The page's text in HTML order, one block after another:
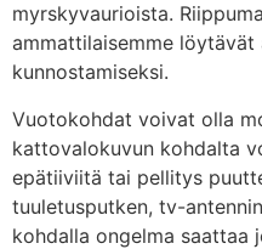
myrskyvaurioista.
ammattilaisemme
kunnostamiseksi.
Vuotokohdat voivat olla
kattovalokuvun kohdalta
epätiiviitä tai pellitys
tuuletusputken, tv-
kohdalla ongelma saattaa